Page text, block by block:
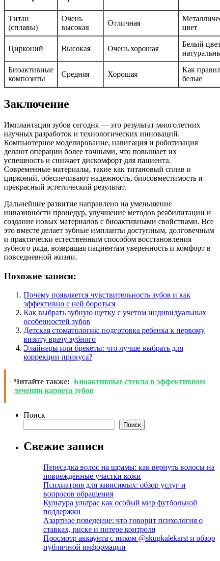
Титан
(сплавы)
Очень
высокая
Отличная
цвет
Цирконий Высокая Очень хорошая
Белый
Биоактивные
композиты
Средняя Хорошая
Как
белые
Заключение
Имплантация зубов сегодня — это результат многолетних
научных разработок и технологических инноваций.
Компьютерное моделирование, навигация и роботизация
делают операции более точными, что повышает их
успешность и снижает дискомфорт для пациента.
Современные материалы, такие как титановый сплав и
цирконий, обеспечивают надежность, биосовместимость и
прекрасный эстетический результат.
Дальнейшее развитие направлено на уменьшение
инвазивности процедур, улучшение методов реабилитации и
создание новых материалов с биоактивными свойствами. Все
это вместе делает зубные импланты доступным, долговечным
и практически естественным способом восстановления
зубного ряда, возвращая пациентам уверенность и комфорт в
повседневной жизни.
Похожие записи:
Почему появляется чувствительность зубов и как
эффективно с ней бороться
Как выбрать зубную щетку с учетом индивидуальных
особенностей зубов
Детская стоматология: подготовка ребенка к первому
визиту врачу зубного
Элайнеры или брекеты: что лучше выбрать для
коррекции прикуса?
Читайте также: Биоактивные стекла в эффективном
лечении кариеса зубов
Поиск
Поиск
Свежие записи
Пересадка волос на шрамы: как вернуть волосы на
повреждённые участки кожи
Психиатрия для зависимых: обзор услуг и
вопросов обращения
Культура ультрас как особый мир футбольной
поддержки
Азартное поведение: что говорит психология о
ставках, риске и потере контроля
Просмотр аккаунта с ником @skupkalekarst и обзор
публичной информации